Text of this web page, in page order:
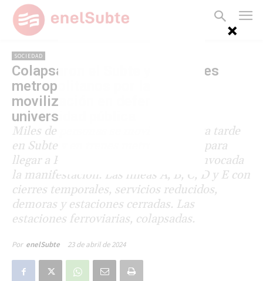
SOCIEDAD
Colapsaron el Subte y los trenes
metropolitanos por la masiva
movilización en defensa de la
universidad pública
Miles de personas se movilizaron esta tarde
en Subte y en trenes metropolitanos para
llegar a Plaza de Mayo, donde fue convocada
la manifestación. Las líneas A, B, C, D y E con
cierres temporales, servicios reducidos,
demoras y estaciones cerradas. Las
estaciones ferroviarias, colapsadas.
Por enelSubte 23 de abril de 2024